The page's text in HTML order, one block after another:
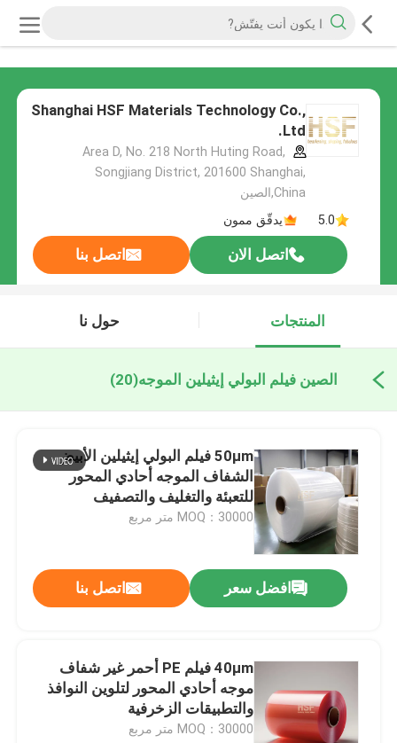
Shanghai HSF Materials Technology Co.,
Ltd.
Area D, No. 218 North Huting Road,
Songjiang District, 201600 Shanghai,
China,الصين
5.0
يدقّق ممون
اتصل الان اتصل بنا
المنتجات حول نا
الصين فيلم البولي إيثيلين الموجه(20)
50μm فيلم البولي إيثيلين الأبيض
الشفاف الموجه أحادي المحور
للتعبئة والتغليف والتصفيف
MOQ：30000 متر مربع
افضل سعر اتصل بنا
40μm فيلم PE أحمر غير شفاف
موجه أحادي المحور لتلوين النوافذ
والتطبيقات الزخرفية
MOQ：30000 متر مربع